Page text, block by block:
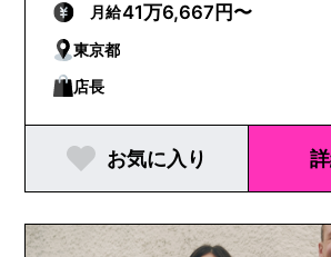
月給41万6,667円〜
東京都
店長
お気に入り